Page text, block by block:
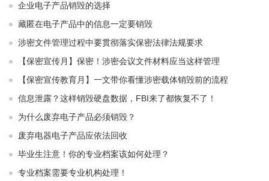
企业电子产品销毁的选择
藏匿在电子产品中的信息一定要销毁
涉密文件管理过程中要贯彻落实保密法律法规要求
【保密宣传月】保密！涉密会议文件材料应当这样管理
【保密宣传教育月】一文带你看懂涉密载体销毁前的流程
信息泄露？这样销毁硬盘数据，FBI来了都恢复不了！
为什么废弃电子产品必须销毁？
废弃电器电子产品应依法回收
毕业生注意！你的专业档案该如何处理？
专业档案需要专业机构处理！